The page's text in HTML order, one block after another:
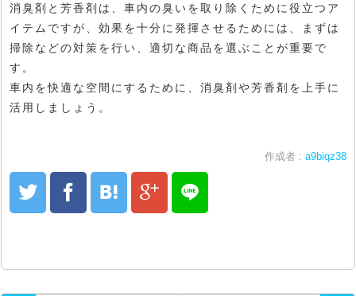
消臭剤と芳香剤は、車内の臭いを取り除くために役立つア
イテムですが、効果を十分に発揮させるためには、まずは
掃除などの対策を行い、適切な商品を選ぶことが重要で
す。
車内を快適な空間にするために、消臭剤や芳香剤を上手に
活用しましょう。
作成者 : a9biqz38